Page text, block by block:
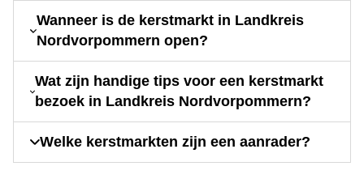
Wanneer is de kerstmarkt in Landkreis
Nordvorpommern open?
Wat zijn handige tips voor een kerstmarkt
bezoek in Landkreis Nordvorpommern?
Welke kerstmarkten zijn een aanrader?